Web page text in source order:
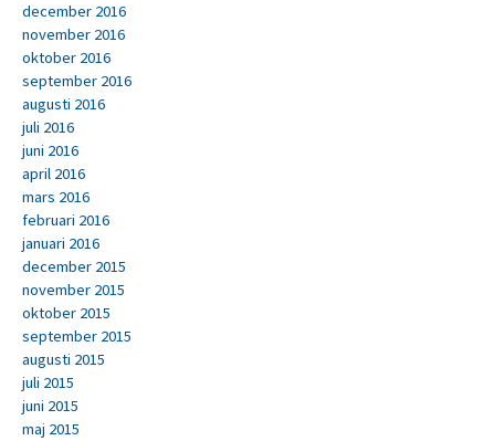
december 2016
november 2016
oktober 2016
september 2016
augusti 2016
juli 2016
juni 2016
april 2016
mars 2016
februari 2016
januari 2016
december 2015
november 2015
oktober 2015
september 2015
augusti 2015
juli 2015
juni 2015
maj 2015